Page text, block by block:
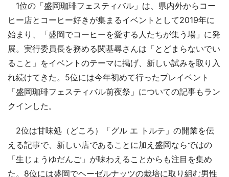
1位の「盛岡珈琲フェスティバル」は、県内外からコー
ヒー店とコーヒー好きが集まるイベントとして2019年に
始まり、「盛岡でコーヒーを愛する人たちが集う場」に発
展。実行委員長を務める関基尋さんは「とどまらないでい
ること」をイベントのテーマに掲げ、新しい試みを取り入
れ続けてきた。5位には今年初めて行ったプレイベント
「盛岡珈琲フェスティバル前夜祭」についての記事もラン
クインした。
2位は甘味処（どころ）「グル エ トルテ」の開業を伝
える記事で、新しい店であることに加え盛岡ならではの
「生じょうゆだんご」が味わえることからも注目を集め
た。8位には盛岡でヘーゼルナッツの栽培に取り組む男性